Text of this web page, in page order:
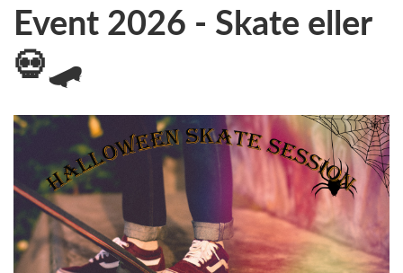
Event 2026 - Skate eller
💀🛹